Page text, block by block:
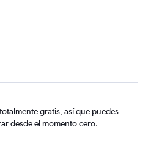
gratis, así que puedes
desde el momento cero.